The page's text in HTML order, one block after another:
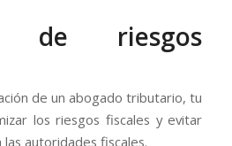
de riesgos
de un abogado tributario, tu
los riesgos fiscales y evitar
autoridades fiscales.